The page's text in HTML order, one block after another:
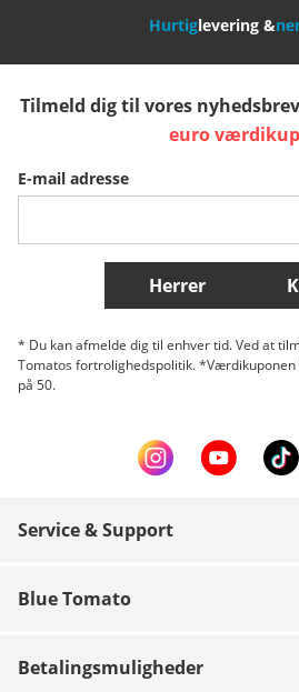
Slovenija
Belgique (Français) Danmark
Flere lande
Hurtiglevering &
Tilmeld dig til vores
euro
E-mail adresse
Herrer
* Du kan afmelde dig til enhver tid. Ved at
Tomatos fortrolighedspolitik.
på 50.
Service & Support
Betaling
Blue Tomato
Betalingsmuligheder